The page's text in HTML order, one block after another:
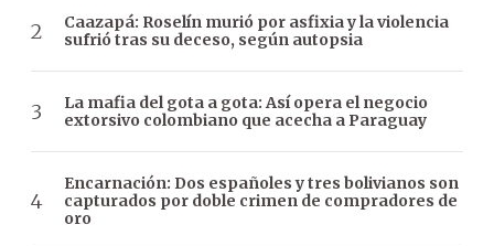
Caazapá: Roselín murió por asfixia y la violencia
sufrió tras su deceso, según autopsia
La mafia del gota a gota: Así opera el negocio
extorsivo colombiano que acecha a Paraguay
Encarnación: Dos españoles y tres bolivianos son
capturados por doble crimen de compradores de
oro